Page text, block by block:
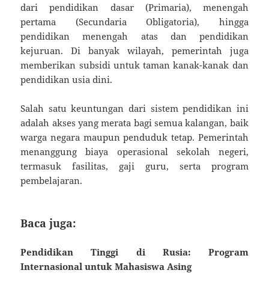
dari pendidikan dasar (Primaria), menengah
pertama (Secundaria Obligatoria), hingga
pendidikan menengah atas dan pendidikan
kejuruan. Di banyak wilayah, pemerintah juga
memberikan subsidi untuk taman kanak-kanak dan
pendidikan usia dini.
Salah satu keuntungan dari sistem pendidikan ini
adalah akses yang merata bagi semua kalangan, baik
warga negara maupun penduduk tetap. Pemerintah
menanggung biaya operasional sekolah negeri,
termasuk fasilitas, gaji guru, serta program
pembelajaran.
Baca juga:
Pendidikan Tinggi di Rusia: Program
Internasional untuk Mahasiswa Asing